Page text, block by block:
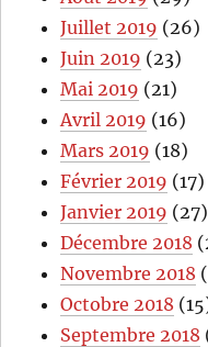
Juillet 2019 (26)
Juin 2019 (23)
Mai 2019 (21)
Avril 2019 (16)
Mars 2019 (18)
Février 2019 (17)
Janvier 2019 (27)
Décembre 2018
Novembre 2018
Octobre 2018
Septembre 2018